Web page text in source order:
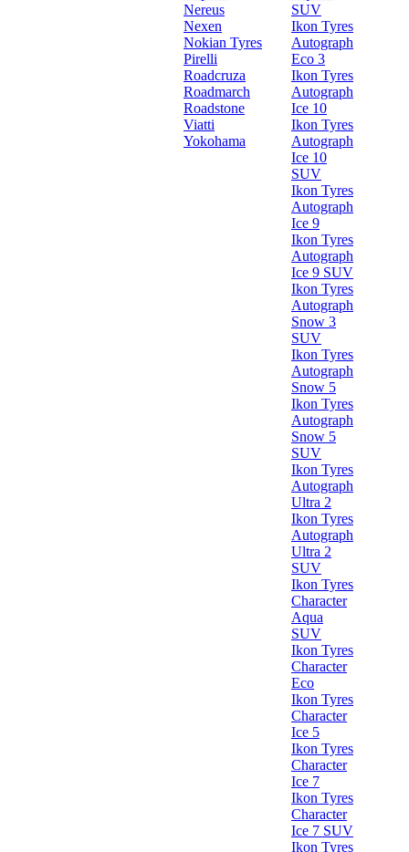
Nereus
Nexen
Nokian Tyres
Pirelli
Roadcruza
Roadmarch
Roadstone
Viatti
Yokohama
SUV
Ikon Tyres
Autograph
Eco 3
Ikon Tyres
Autograph
Ice 10
Ikon Tyres
Autograph
Ice 10
SUV
Ikon Tyres
Autograph
Ice 9
Ikon Tyres
Autograph
Ice 9 SUV
Ikon Tyres
Autograph
Snow 3
SUV
Ikon Tyres
Autograph
Snow 5
Ikon Tyres
Autograph
Snow 5
SUV
Ikon Tyres
Autograph
Ultra 2
Ikon Tyres
Autograph
Ultra 2
SUV
Ikon Tyres
Character
Aqua
SUV
Ikon Tyres
Character
Eco
Ikon Tyres
Character
Ice 5
Ikon Tyres
Character
Ice 7
Ikon Tyres
Character
Ice 7 SUV
Ikon Tyres